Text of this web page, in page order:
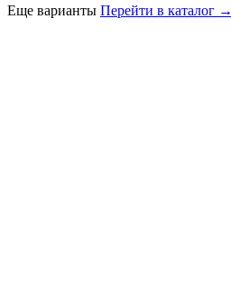
Еще варианты Перейти в каталог →